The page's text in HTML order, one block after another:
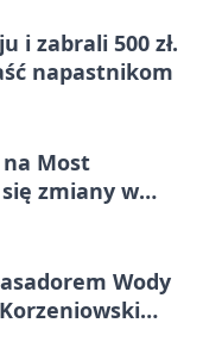
i zabrali 500 zł.
napastnikom
Most
zmiany w
Wody